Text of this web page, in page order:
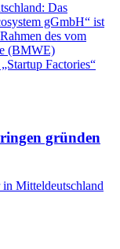
Das
gGmbH“ ist
des vom
(BMWE)
Factories“
gründen
Mitteldeutschland